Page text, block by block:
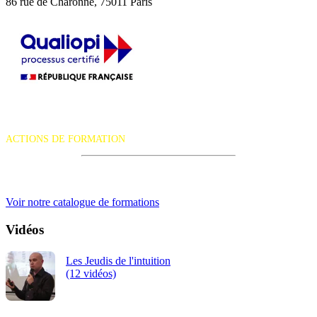
ACTIONS DE FORMATION
Voir notre catalogue de formations
Vidéos
Les Jeudis de l'intuition
(12 vidéos)